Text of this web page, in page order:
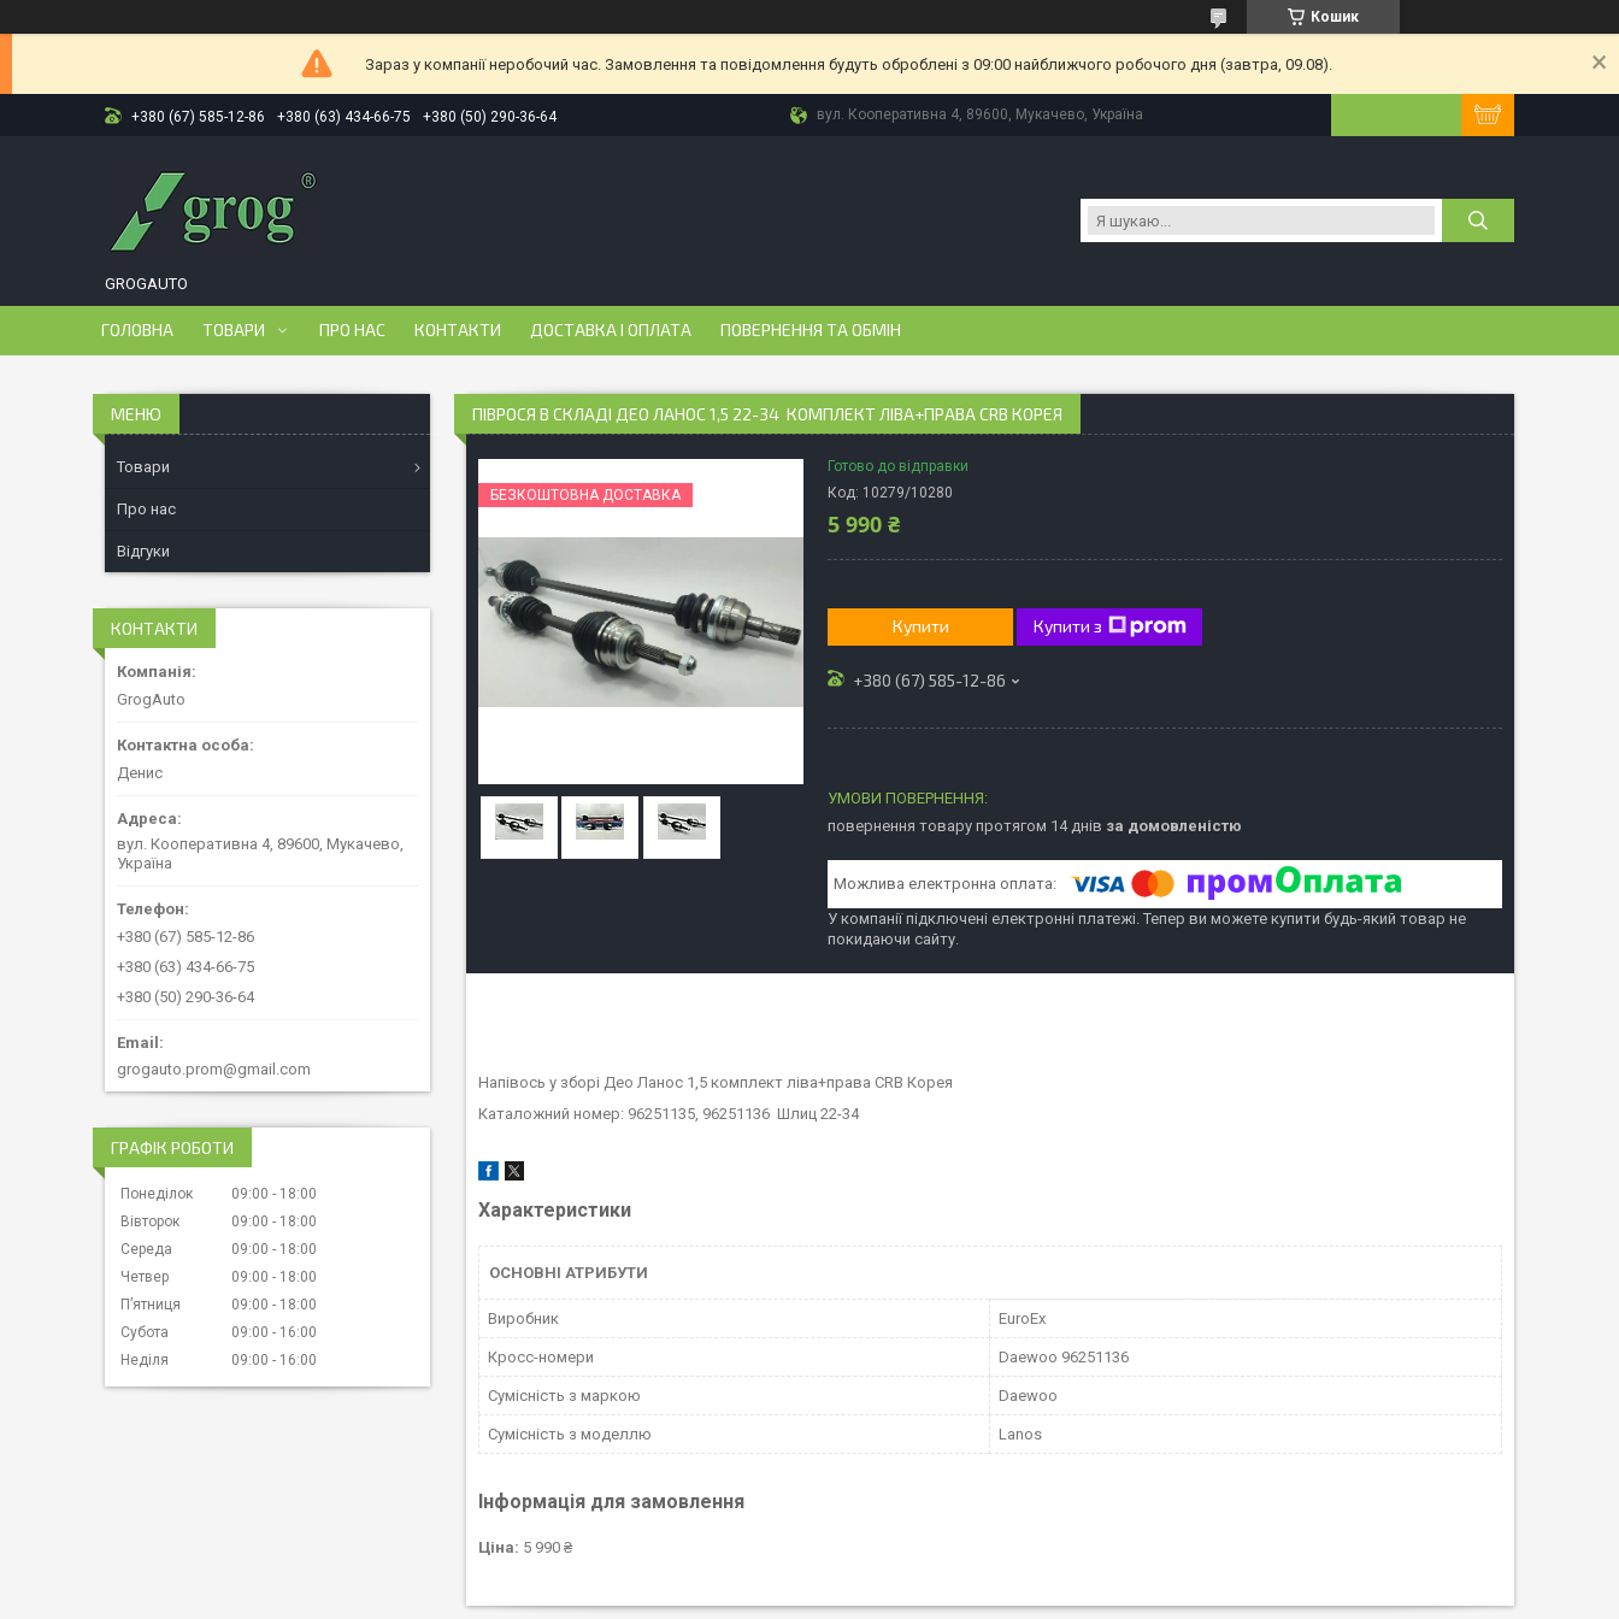
Кошик
Зараз у компанії неробочий час. Замовлення та повідомлення будуть оброблені з 09:00 найближчого робочого дня (завтра, 09.08).
+380 (67) 585-12-86 +380 (63) 434-66-75 +380 (50) 290-36-64 вул. Кооперативна 4, 89600, Мукачево, Україна
GROGAUTO
ГОЛОВНА ТОВАРИ ПРО НАС КОНТАКТИ ДОСТАВКА І ОПЛАТА ПОВЕРНЕННЯ ТА ОБМІН
ПІВРОСЯ В СКЛАДІ ДЕО ЛАНОС 1,5 22-34 КОМПЛЕКТ ЛІВА+ПРАВА CRB КОРЕЯ
БЕЗКОШТОВНА ДОСТАВКА
Готово до відправки
Код: 10279/10280
5 990 ₴
Купити Купити з
+380 (67) 585-12-86
повернення товару протягом 14 днів за домовленістю
У компанії підключені електронні платежі. Тепер ви можете купити будь-який товар не
покидаючи сайту.
Напівось у зборі Део Ланос 1,5 комплект ліва+права CRB Корея
Каталожний номер: 96251135, 96251136 Шлиц 22-34
Характеристики
ОСНОВНІ АТРИБУТИ
Виробник EuroEx
Кросс-номери Daewoo 96251136
Сумісність з маркою Daewoo
Сумісність з моделлю Lanos
Інформація для замовлення
Ціна: 5 990 ₴
Товари
Про нас
Відгуки
КОНТАКТИ
GrogAuto
Денис
вул. Кооперативна 4, 89600, Мукачево,
Україна
+380 (67) 585-12-86
+380 (63) 434-66-75
+380 (50) 290-36-64
grogauto.prom@gmail.com
ГРАФІК РОБОТИ
Понеділок 09:00
18:00
Вівторок
09:00
18:00
Середа
09:00
18:00
Четвер
09:00
18:00
Пʼятниця
09:00
18:00
Субота
09:00
16:00
Неділя
09:00 16:00